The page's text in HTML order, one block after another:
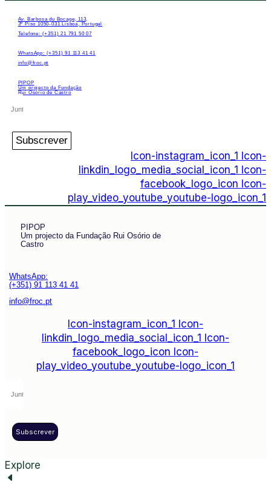
Av. Barbosa du Bocage, 113,
3º Piso 1050-031 Lisboa, Portugal
Telefone: (+351) 21 791 50 07
WhatsApp: (+351) 91 113 41 41
info@froc.pt
PIPOP
Um projecto da Fundação
Rui Osório de Castro
Subscrever
Icon-instagram_icon_1
Icon-
linkdin_logo_media_social_icon_1
Icon-
facebook_logo_icon Icon-
play_video_youtube_youtube-logo_icon_1
PIPOP
Um projecto da Fundação Rui Osório de
Castro
WhatsApp:
(+351) 91 113 41 41
info@froc.pt
Icon-instagram_icon_1
Icon-
linkdin_logo_media_social_icon_1
Icon-
facebook_logo_icon Icon-
play_video_youtube_youtube-logo_icon_1
Subscrever
Explore